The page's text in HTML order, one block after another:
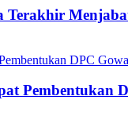
Terakhir
Pembentukan